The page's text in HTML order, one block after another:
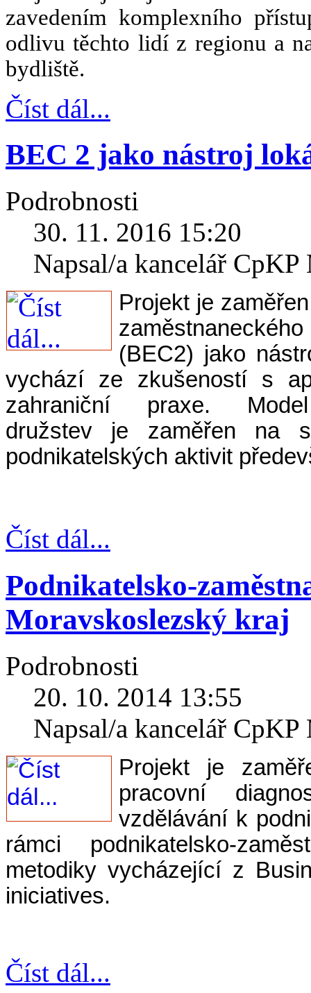
zavedením komplexního
odlivu těchto lidí z regionu a
bydliště.
Číst dál...
BEC 2 jako nástroj
Podrobnosti
30. 11. 2016 15:20
Napsal/a kancelář
Projekt je
(BEC2) jako
vychází ze zkušeností s
zahraniční praxe. Model
družstev je zaměřen na
podnikatelských aktivit
Číst dál...
Podnikatelsko-
Moravskoslezský kraj
Podrobnosti
20. 10. 2014 13:55
Napsal/a kancelář
Projekt je
pracovní
vzdělávání k
rámci podnikatelsko-
metodiky vycházející z
iniciatives.
Číst dál...